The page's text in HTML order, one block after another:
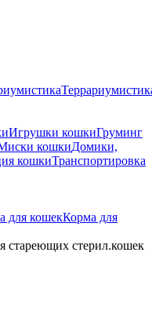
Игрушки кошкиГруминг
кошкиДомики,
кошкиТранспортировка
для кошекКорма для
стареющих стерил.кошек